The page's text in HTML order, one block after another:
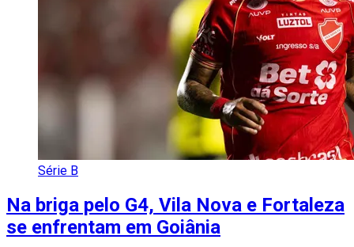
Série B
Na briga pelo G4, Vila Nova e Fortaleza
se enfrentam em Goiânia